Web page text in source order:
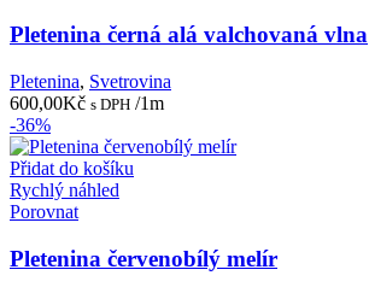
Pletenina černá alá valchovaná vlna
Pletenina, Svetrovina
600,00Kč s DPH /1m
-36%
Přidat do košíku
Rychlý náhled
Porovnat
Pletenina červenobílý melír